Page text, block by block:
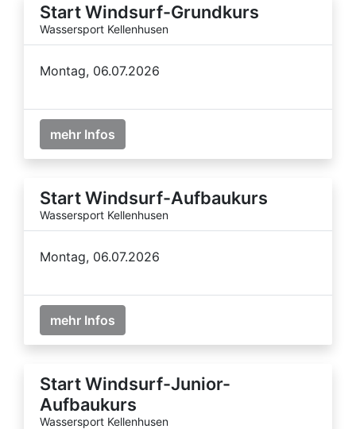
Start Windsurf-Grundkurs
Wassersport Kellenhusen
Montag, 06.07.2026
mehr Infos
Start Windsurf-Aufbaukurs
Wassersport Kellenhusen
Montag, 06.07.2026
mehr Infos
Start Windsurf-Junior-
Aufbaukurs
Wassersport Kellenhusen